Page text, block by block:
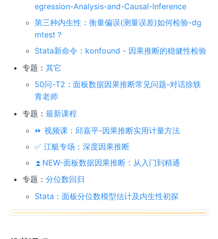
egression-Analysis-and-Causal-Inference
第三种内生性：衡量偏误(测量误差)如何检验-dg
mtest？
Stata新命令：konfound - 因果推断的稳健性检验
专题： 其它
50问-T2：面板数据因果推断常见问题-对话徐轶
青老师
专题： 最新课程
⏩ 视频课：邱嘉平-因果推断实用计量方法
✅ 江艇专场：深度因果推断
⏫NEW-面板数据因果推断：从入门到精通
专题： 分位数回归
Stata：面板分位数模型估计及内生性初探